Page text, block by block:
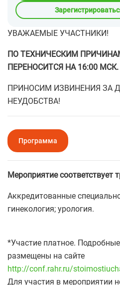
УВАЖАЕМЫЕ УЧАСТНИКИ!
ПО ТЕХНИЧЕСКИМ
ПЕРЕНОСИТСЯ НА 16:00 МСК.
ПРИНОСИМ ИЗВИНЕНИЯ ЗА
НЕУДОБСТВА!
Программа
Мероприятие
Аккредитованные
гинекология; урология.
*Участие платное.
размещены на сайте
http://conf.rahr.ru/
Для участия в мероприятии